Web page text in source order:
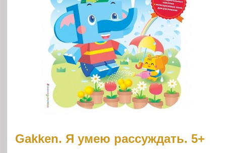
Gakken. Я умею рассуждать. 5+